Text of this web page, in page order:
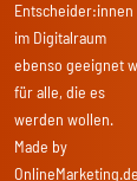
Entscheider:innen
im Digitalraum
ebenso geeignet
für alle, die es
werden wollen.
Made by
OnlineMarketing.de